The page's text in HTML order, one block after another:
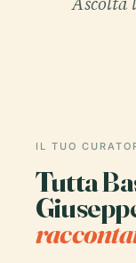
IL TUO
Tutta